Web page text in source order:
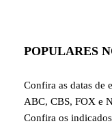
POPULARES
Confira as datas de
ABC, CBS, FOX e
Confira os